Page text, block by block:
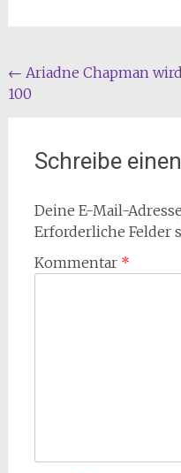
← Ariadne Chapman wird
100
Schreibe
Deine E-Mail-
Erforderliche Felder
Kommentar *